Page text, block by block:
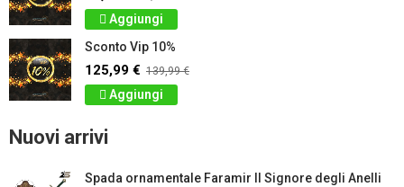
Aggiungi
Sconto Vip 10%
125,99 € 139,99 €
Aggiungi
Nuovi arrivi
Spada ornamentale Faramir Il Signore degli Anelli